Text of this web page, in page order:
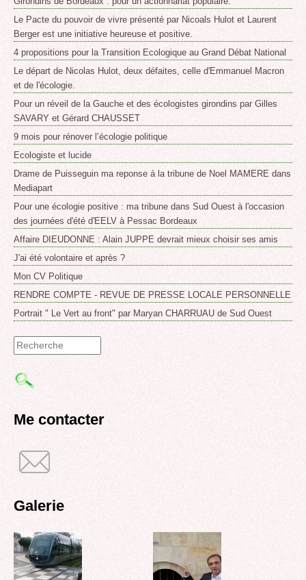
Le Pacte du pouvoir de vivre présenté par Nicoals Hulot et Laurent
Berger est une initiative heureuse et positive.
4 propositions pour la Transition Ecologique au Grand Débat National
Le départ de Nicolas Hulot, deux défaites, celle d'Emmanuel Macron
et de l'écologie.
Pour un réveil de la Gauche et des écologistes girondins par Gilles
SAVARY et Gérard CHAUSSET
9 mois pour rénover l’écologie politique
Ecologiste et lucide
Drame de Puisseguin ma reponse á la tribune de Noel MAMERE dans
Mediapart
Pour une écologie positive : ma tribune dans Sud Ouest à l'occasion
des journées d'été d'EELV à Pessac Bordeaux
Affaire DIEUDONNE : Alain JUPPE devrait mieux choisir ses amis
J'ai été volontaire et après ?
Mon CV Politique
RENDRE COMPTE - REVUE DE PRESSE LOCALE PERSONNELLE
Portrait " Le Vert au front" par Maryan CHARRUAU de Sud Ouest
de
recherche
Me contacter
Galerie